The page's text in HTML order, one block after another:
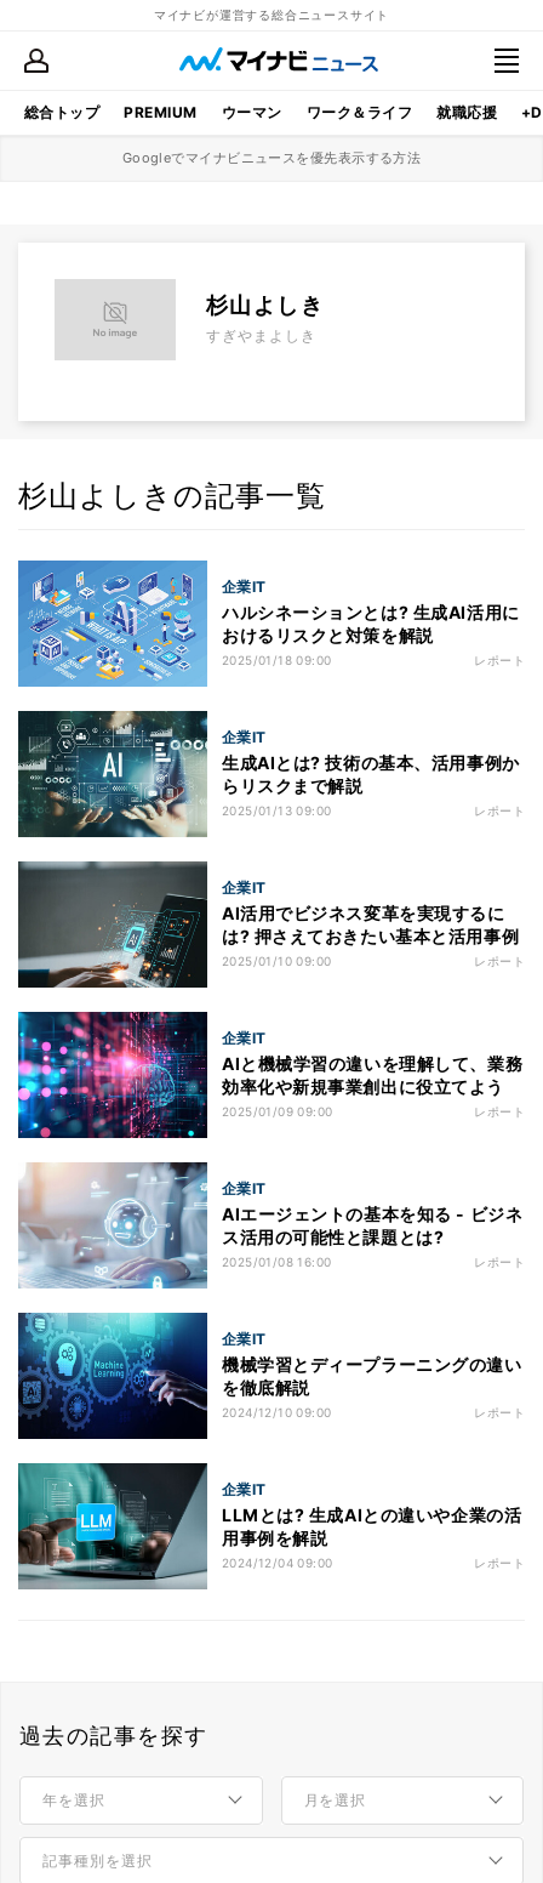
マイナビが運営する総合ニュースサイト
総合トップ PREMIUM ウーマン ワーク＆ライフ 就職応援
Googleでマイナビニュースを優先表示する方法
杉山よしき
すぎやまよしき
杉山よしきの記事一覧
企業IT
ハルシネーションとは? 生成AI活用に
おけるリスクと対策を解説
2025/01/18 09:00 レポート
企業IT
生成AIとは? 技術の基本、活用事例か
らリスクまで解説
2025/01/13 09:00 レポート
企業IT
AI活用でビジネス変革を実現するに
は? 押さえておきたい基本と活用事例
2025/01/10 09:00 レポート
企業IT
AIと機械学習の違いを理解して、業務
効率化や新規事業創出に役立てよう
2025/01/09 09:00 レポート
企業IT
AIエージェントの基本を知る - ビジネ
ス活用の可能性と課題とは?
2025/01/08 16:00 レポート
企業IT
機械学習とディープラーニングの違い
を徹底解説
2024/12/10 09:00 レポート
企業IT
LLMとは? 生成AIとの違いや企業の活
用事例を解説
2024/12/04 09:00 レポート
過去の記事を探す